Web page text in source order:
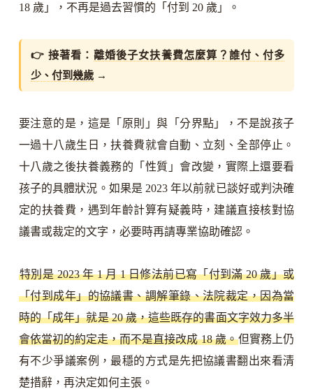
18 歲」，不再是過去習慣的「付到 20 歲」。
👉 接著看： 離婚後子女扶養費怎麼算？誰付、付多
少、付到幾歲→
要注意的是，這是「原則」與「分界點」，不是說孩子
一過十八歲生日，扶養費就會自動、立刻、全部停止。
十八歲之後扶養義務的「性質」會改變，實際上還要看
孩子的具體狀況。如果是 2023 年以前就已談好或判決確
定的扶養費，遇到年齡計算有疑義時，建議直接核對協
議書或裁定的文字，必要時再請專業協助確認。
特別是 2023 年 1 月 1 日修法前已寫「付到滿 20 歲」或
「付到成年」的協議書、調解筆錄、法院裁定，因為當
時的「成年」就是 20 歲，這些既存的書面文字效力多半
會依當初的約定走，而不是直接改成 18 歲。但實務上仍
有不少爭議案例，最穩的方式是先把協議書翻出來看清
楚措辭，再決定如何主張。